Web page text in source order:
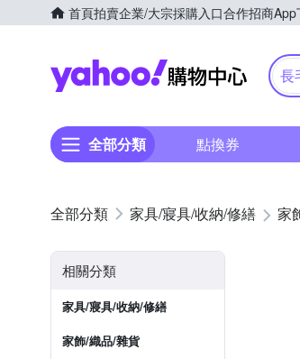
首頁拍賣企業/大宗採購入口合作招商App
Yahoo
長
全部分類 點換券
家具/寢具/收納/修繕 家
相關分類
家具/寢具/收納/修繕
家飾/織品/雜貨